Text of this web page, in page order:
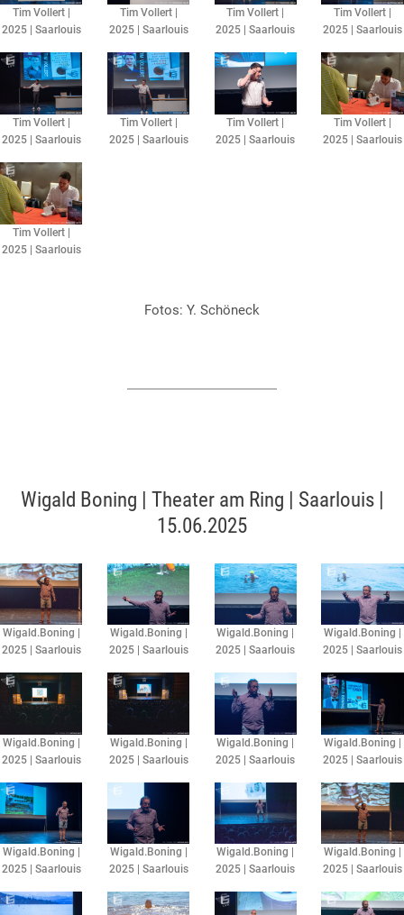
Tim Vollert |
2025 | Saarlouis
Tim Vollert |
2025 | Saarlouis
Tim Vollert |
2025 | Saarlouis
Tim Vollert |
2025 | Saarlouis
Tim Vollert |
2025 | Saarlouis
Tim Vollert |
2025 | Saarlouis
Tim Vollert |
2025 | Saarlouis
Tim Vollert |
2025 | Saarlouis
Tim Vollert |
2025 | Saarlouis
Fotos: Y. Schöneck​
Wigald Boning | Theater am Ring | Saarlouis |
15.06.2025
Wigald.Boning |
2025 | Saarlouis
Wigald.Boning |
2025 | Saarlouis
Wigald.Boning |
2025 | Saarlouis
Wigald.Boning |
2025 | Saarlouis
Wigald.Boning |
2025 | Saarlouis
Wigald.Boning |
2025 | Saarlouis
Wigald.Boning |
2025 | Saarlouis
Wigald.Boning |
2025 | Saarlouis
Wigald.Boning |
2025 | Saarlouis
Wigald.Boning |
2025 | Saarlouis
Wigald.Boning |
2025 | Saarlouis
Wigald.Boning |
2025 | Saarlouis